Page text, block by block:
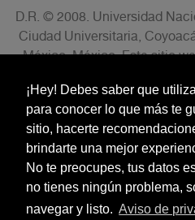
¡Hey! Debes saber que
para conocer lo que más te
sitio, hacerte
brindarte una mejor
No te preocupes, tus datos
no tienes ningún problema,
navegar y listo. Aviso de
D.R. © 2008. Universidad
Ciudad Universitaria,
México, México. Este sitio
fines no lucrativos
conformidad con el